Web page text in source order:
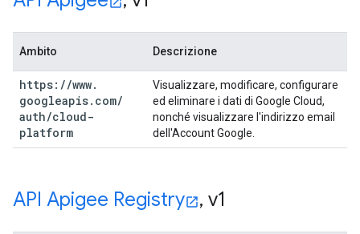
Ambito Descrizione
https: //www.
googleapis. com/
auth/cloud-
platform
Visualizzare, modificare, configurare
ed eliminare i dati di Google Cloud,
nonché visualizzare l'indirizzo email
dell'Account Google.
API Apigee Registry , v1